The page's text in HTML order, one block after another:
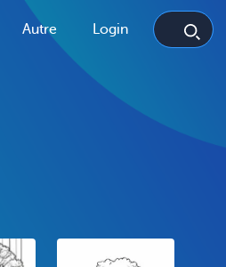
Autre Login